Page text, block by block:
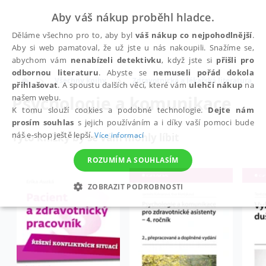
Všechny knihy Zdravotnická a lékařská literatura
Psychologie a komunikace
Tyto knížky by se vám mohly líbit
Aby váš nákup proběhl hladce.
Děláme všechno pro to, aby bylváš nákup co nejpohodlnější.
Aby si web pamatoval, že už jste u nás nakoupili. Snažíme se,
abychom vám nenabízeli detektivku, když jste si přišli pro
odbornou literaturu. Abyste se nemuseli pořád dokola
přihlašovat. A spoustu dalších věcí, které vám ulehčí nákup na
našem webu.
K tomu slouží cookies a podobné technologie. Dejte nám
prosím souhlas s jejich používáním a i díky vaší pomoci bude
náš e-shop ještě lepší.Více informací
ROZUMÍM A SOUHLASÍM
ZOBRAZIT PODROBNOSTI
NEZBYTNÉ ANALYTICKÉ MARKETINGOVÉ
FUNKČNÍ